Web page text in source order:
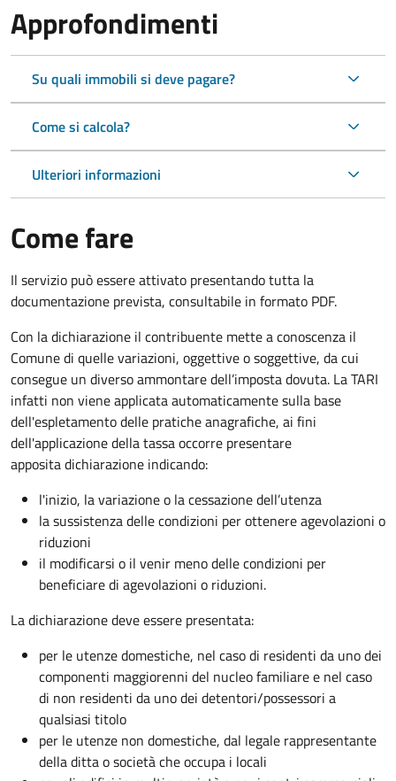
Approfondimenti
Su quali immobili si deve pagare?
Come si calcola?
Ulteriori informazioni
Come fare
Il servizio può essere attivato presentando tutta la
documentazione prevista, consultabile in formato PDF.
Con la dichiarazione il contribuente mette a conoscenza il
Comune di quelle variazioni, oggettive o soggettive, da cui
consegue un diverso ammontare dell’imposta dovuta. La TARI
infatti non viene applicata automaticamente sulla base
dell'espletamento delle pratiche anagrafiche, ai fini
dell'applicazione della tassa occorre presentare
apposita dichiarazione indicando:
l'inizio, la variazione o la cessazione dell’utenza
la sussistenza delle condizioni per ottenere agevolazioni o
riduzioni
il modificarsi o il venir meno delle condizioni per
beneficiare di agevolazioni o riduzioni.
La dichiarazione deve essere presentata:
per le utenze domestiche, nel caso di residenti da uno dei
componenti maggiorenni del nucleo familiare e nel caso
di non residenti da uno dei detentori/possessori a
qualsiasi titolo
per le utenze non domestiche, dal legale rappresentante
della ditta o società che occupa i locali